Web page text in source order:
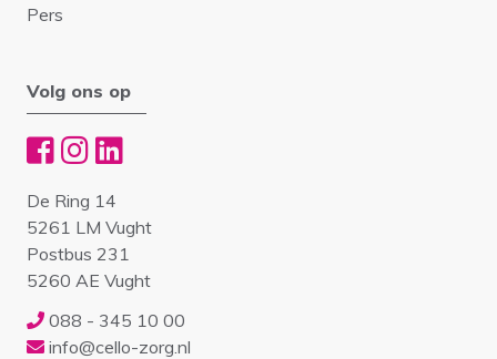
Pers
Volg ons op
De Ring 14
5261 LM Vught
Postbus 231
5260 AE Vught
088 - 345 10 00
info@cello-zorg.nl